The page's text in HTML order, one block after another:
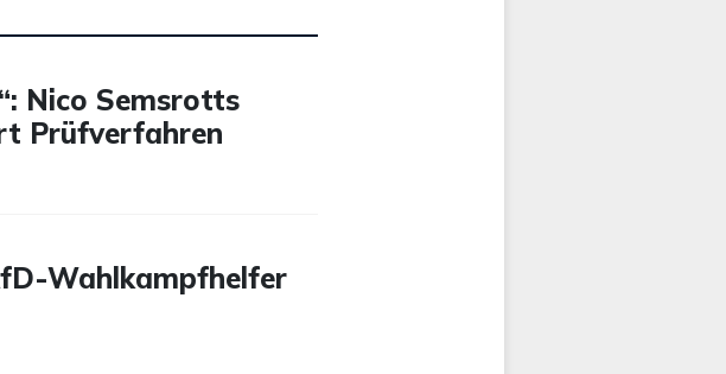
Nico Semsrotts
Prüfverfahren
Wahlkampfhelfer